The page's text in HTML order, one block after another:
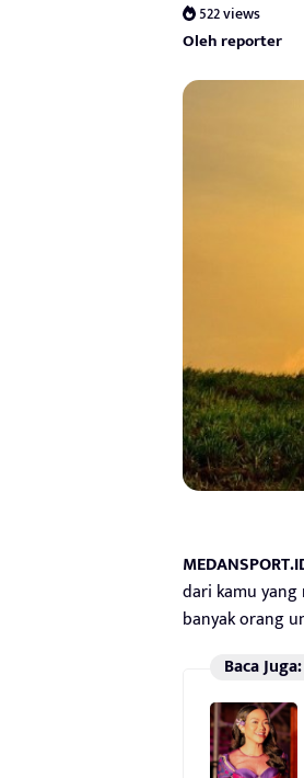
522 views
Oleh reporter
dari kamu
banyak orang
Baca Juga: